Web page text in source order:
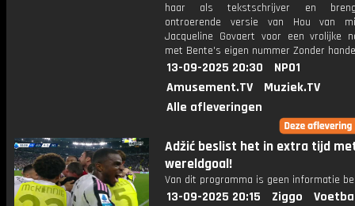
haar als tekstschrijver en
ontroerende versie van Hou van
Jacqueline Govaert voor een vrolijke
met Bente's eigen nummer Zonder
13-09-2025 20:30
NPO1
Amusement.TV
Muziek.TV
Alle afleveringen
Adžić beslist het in extra tijd
wereldgoal!
Van dit programma is geen informatie
13-09-2025 20:15 Ziggo